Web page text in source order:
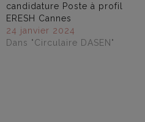
candidature Poste à profil
ERESH Cannes
24 janvier 2024
Dans "Circulaire DASEN"